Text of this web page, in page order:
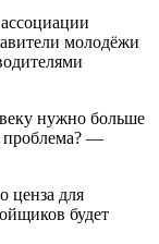
молодёжи
нужно больше
проблема? —
ценза для
будет